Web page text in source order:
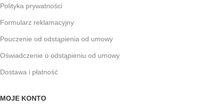
Polityka prywatności
Formularz reklamacyjny
Pouczenie od odstąpienia od umowy
Oświadczenie o odstąpieniu od umowy
Dostawa i płatność
MOJE KONTO